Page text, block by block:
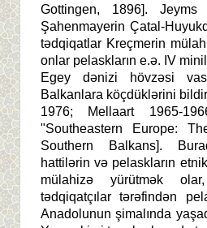
Gottingen, 1896].
Şahenmayerin Çatal-
tədqiqatlar Kreçmerin
onlar pelaskların e.ə. IV
Egey dənizi hövzəsi
Balkanlara köçdüklərini
1976; Mellaart 1965-
"Southeastern Europe:
Southern Balkans].
hattilərin və pelaskların
mülahizə yürütmək
tədqiqatçılar tərəfindən
Anadolunun şimalında